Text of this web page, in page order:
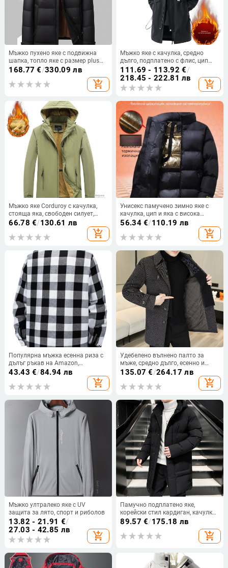
Мъжко пухено яке с подвижна
шапка, топло яке с размер plus
fat, 2024 зима
168.77 €/330.09 лв
add_shopping_cart
Мъжко яке с качулка, средно
дълго, подплатено с флис, цип
отпред, свободна кройка,
множество джобове (средно
дълго, качулка, подплатено с
флис, цип отпред, множество
111.69 - 113.92 €/
218.45 - 222.81 лв
add_shopping_cart
Мъжко яке Corduroy с качулка,
стояща яка, свободен силует,
едноредово закопчаване,
66.78 €/130.61 лв
add_shopping_cart
Унисекс памучено зимно яке с
качулка, цип и яка с висока
стойка
56.34€/110.19 лв
add_shopping_cart
Популярна мъжка есенна риза с
дълъг ръкав на Amazon,
трансгранична външна търговия,
голям размер, мъжка риза с
дълъг ръкав в американски
43.43 €/84.94 лв
add_shopping_cart
Удебелено вълнено палто за
мъже, средно дълго, есенно и
зимно, ежедневно, модно,
кашмирено вълнено палто с яка
в западен стил за мъже
135.07 €/264.17 лв
add_shopping_cart
Мъжко ултралеко яке с UV
защита за лято, спорт и риболов
13.82 - 21.91 €/
27.03 - 42.85 лв
add_shopping_cart
Памучно подплатено яке,
корейски стил кардиган, качулка,
цип, удебелена изолация
89.57 €/175.18 лв
add_shopping_cart